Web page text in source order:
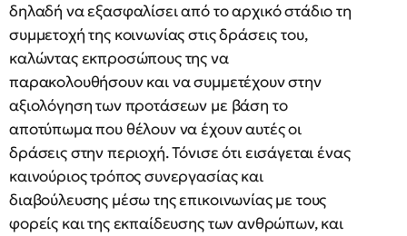
δηλαδή να εξασφαλίσει από το αρχικό στάδιο τη
συμμετοχή της κοινωνίας στις δράσεις του,
καλώντας εκπροσώπους της να
παρακολουθήσουν και να συμμετέχουν στην
αξιολόγηση των προτάσεων με βάση το
αποτύπωμα που θέλουν να έχουν αυτές οι
δράσεις στην περιοχή. Τόνισε ότι εισάγεται ένας
καινούριος τρόπος συνεργασίας και
διαβούλευσης μέσω της επικοινωνίας με τους
φορείς και της εκπαίδευσης των ανθρώπων, και